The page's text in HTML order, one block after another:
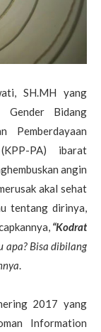
SH.MH yang
Gender Bidang
Pemberdayaan
PA) ibarat
angin
akal sehat
tentang dirinya,
“Kodrat
apa? Bisa dibilang
2017 yang
Information